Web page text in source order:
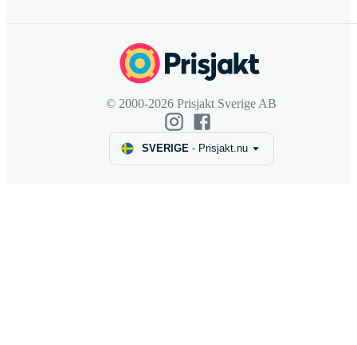
© 2000-2026 Prisjakt Sverige AB
SVERIGE- Prisjakt.nu